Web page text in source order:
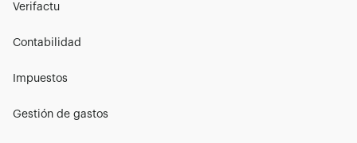
Verifactu
Contabilidad
Impuestos
Gestión de gastos